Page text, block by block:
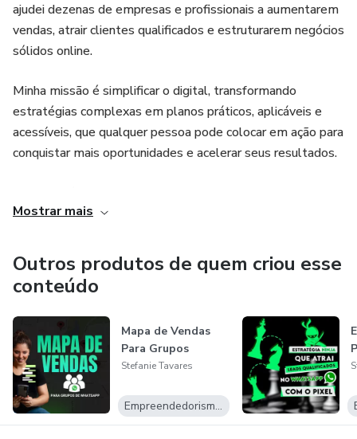
💰 Aumente seu alcance, converta mais e faça seu perfil
crescer!
vão transformar suas lives em eventos cheios de interação
e vendas. Com automação, você vai ver seu Instagram
engajar e vender como nunca antes. 👏💥
ajudei dezenas de empresas e profissionais a aumentarem
vendas, atrair clientes qualificados e estruturarem negócios
sólidos online.
Minha missão é simplificar o digital, transformando
estratégias complexas em planos práticos, aplicáveis e
acessíveis, que qualquer pessoa pode colocar em ação para
conquistar mais oportunidades e acelerar seus resultados.
digitais, meu compromisso é entregar clareza, método e
Mostrar mais
Outros produtos de quem criou esse
conteúdo
Mapa de Vendas
Para Grupos
Stefanie Tavares
Empreendedorismo Digital